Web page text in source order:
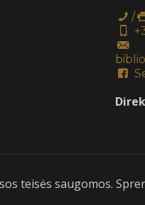
/
teisės saugomos.